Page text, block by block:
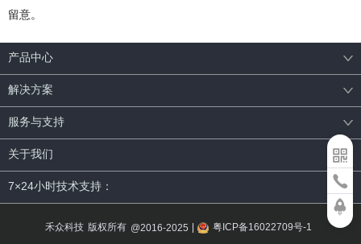
留意。
产品中心
解决方案
服务与支持
关于我们
7×24小时技术支持：
禾众科技 版权所有 @2016-2025 粤ICP备16022709号-1